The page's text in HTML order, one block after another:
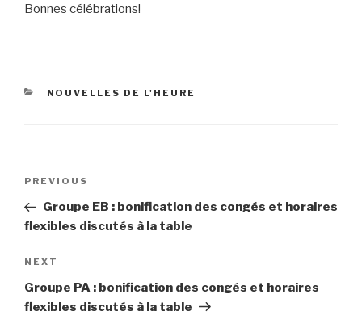
Bonnes célébrations!
CATEGORIES
NOUVELLES DE L'HEURE
Post
Previous
Post
PREVIOUS
Groupe EB : bonification des congés et horaires
flexibles discutés à la table
Next
Post
NEXT
Groupe PA : bonification des congés et horaires
flexibles discutés à la table